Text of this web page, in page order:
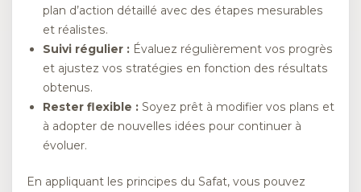
plan d’action détaillé avec des étapes mesurables
et réalistes.
Suivi régulier : Évaluez régulièrement vos progrès
et ajustez vos stratégies en fonction des résultats
obtenus.
Rester flexible : Soyez prêt à modifier vos plans et
à adopter de nouvelles idées pour continuer à
évoluer.
En appliquant les principes du Safat, vous pouvez